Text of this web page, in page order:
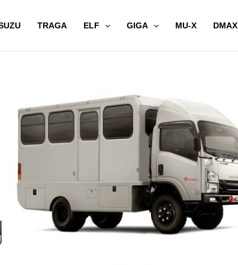
TRAGA ELF GIGA MU-X DMAX